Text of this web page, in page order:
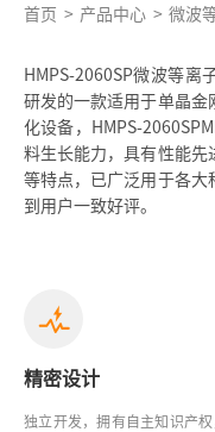
首页 > 产品中心 > 微波
HMPS-2060SP微波等离
研发的一款适用于单晶
化设备，HMPS-
料生长能力，具有性能
等特点，已广泛用于各
到用户一致好评。
精密设计
独立开发，拥有自主知识产